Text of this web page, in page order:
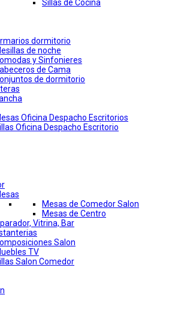
Sillas de Cocina
dormitorio
de noche
y Sinfonieres
de Cama
de dormitorio
Oficina Despacho Escritorios
Oficina Despacho Escritorio
Mesas de Comedor Salon
Mesas de Centro
Vitrina, Bar
Salon
TV
Salon Comedor